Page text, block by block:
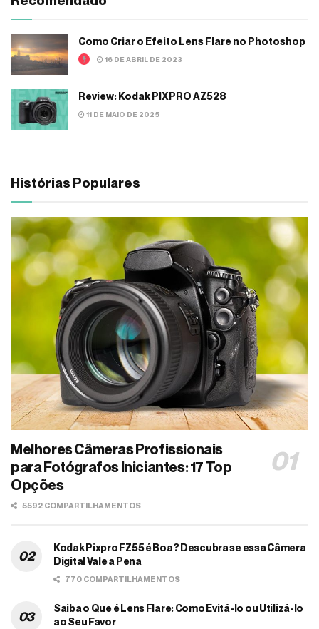
Como Criar o Efeito Lens Flare no Photoshop
16 DE ABRIL DE 2023
Review: Kodak PIXPRO AZ528
11 DE MAIO DE 2025
Histórias Populares
Melhores Câmeras Profissionais
para Fotógrafos Iniciantes: 17 Top
Opções
5592 COMPARTILHAMENTOS
Kodak Pixpro FZ55 é Boa? Descubra se essa Câmera
Digital Vale a Pena
770 COMPARTILHAMENTOS
Saiba o Que é Lens Flare: Como Evitá-lo ou Utilizá-lo
ao Seu Favor